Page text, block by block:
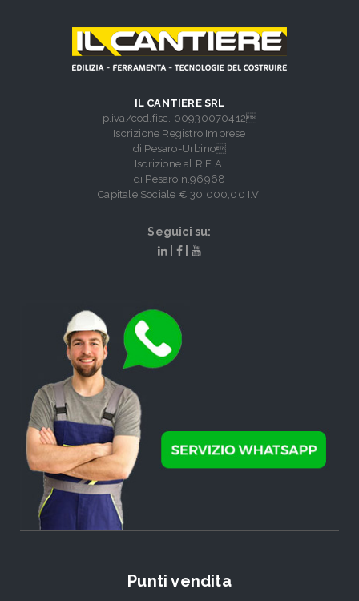
IL CANTIERE SRL
p.iva/cod.fisc. 00930070412
Iscrizione Registro Imprese
di Pesaro-Urbino
Iscrizione al R.E.A.
di Pesaro n.96968
Capitale Sociale € 30.000,00 I.V.
Seguici su:
Punti vendita